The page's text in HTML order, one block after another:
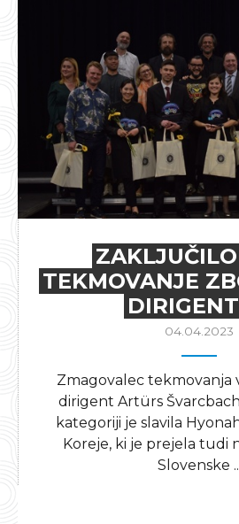
ZAKLJUČILO
TEKMOVANJE
04.04.2023
Zmagovalec tekmovanja
dirigent Artürs
kategoriji je slavila
Koreje, ki je prejela tudi
Slovenske